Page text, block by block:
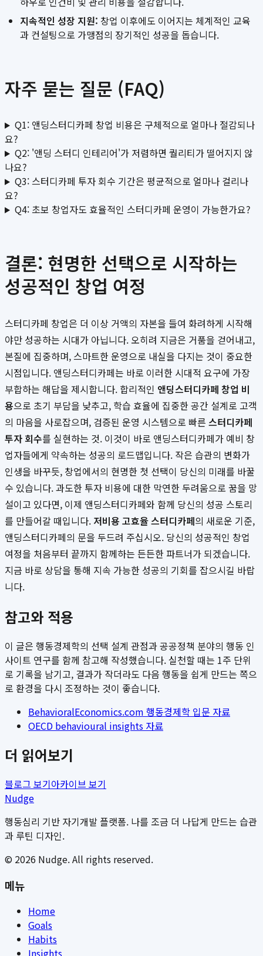
지속적인 성장 지원: 창업 이후에도 이어지는 체계적인 교육
과 컨설팅으로 가맹점의 장기적인 성공을 돕습니다.
자주 묻는 질문 (FAQ)
Q1: 앤딩스터디카페 창업 비용은 구체적으로 얼마나 절감되나
요?
Q2: '앤딩 스터디 인테리어'가 저렴하면 퀄리티가 떨어지지 않
나요?
Q3: 스터디카페 투자 회수 기간은 평균적으로 얼마나 걸리나
요?
Q4: 초보 창업자도 효율적인 스터디카페 운영이 가능한가요?
결론: 현명한 선택으로 시작하는
성공적인 창업 여정
스터디카페 창업은 더 이상 거액의 자본을 들여 화려하게 시작해
야만 성공하는 시대가 아닙니다. 오히려 지금은 거품을 걷어내고,
본질에 집중하며, 스마트한 운영으로 내실을 다지는 것이 중요한
시점입니다. 앤딩스터디카페는 바로 이러한 시대적 요구에 가장
부합하는 해답을 제시합니다. 합리적인 앤딩스터디카페 창업 비
용으로 초기 부담을 낮추고, 학습 효율에 집중한 공간 설계로 고객
의 마음을 사로잡으며, 검증된 운영 시스템으로 빠른 스터디카페
투자 회수를 실현하는 것. 이것이 바로 앤딩스터디카페가 예비 창
업자들에게 약속하는 성공의 로드맵입니다. 작은 습관의 변화가
인생을 바꾸듯, 창업에서의 현명한 첫 선택이 당신의 미래를 바꿀
수 있습니다. 과도한 투자 비용에 대한 막연한 두려움으로 꿈을 망
설이고 있다면, 이제 앤딩스터디카페와 함께 당신의 성공 스토리
를 만들어갈 때입니다. 저비용 고효율 스터디카페의 새로운 기준,
앤딩스터디카페의 문을 두드려 주십시오. 당신의 성공적인 창업
여정을 처음부터 끝까지 함께하는 든든한 파트너가 되겠습니다.
지금 바로 상담을 통해 지속 가능한 성공의 기회를 잡으시길 바랍
니다.
참고와 적용
이 글은 행동경제학의 선택 설계 관점과 공공정책 분야의 행동 인
사이트 연구를 함께 참고해 작성했습니다. 실천할 때는 1주 단위
로 기록을 남기고, 결과가 작더라도 다음 행동을 쉽게 만드는 쪽으
로 환경을 다시 조정하는 것이 좋습니다.
BehavioralEconomics.com 행동경제학 입문 자료
OECD behavioural insights 자료
더 읽어보기
블로그 보기아카이브 보기
Nudge
행동심리 기반 자기개발 플랫폼. 나를 조금 더 나답게 만드는 습관
과 루틴 디자인.
© 2026 Nudge. All rights reserved.
메뉴
Home
Goals
Habits